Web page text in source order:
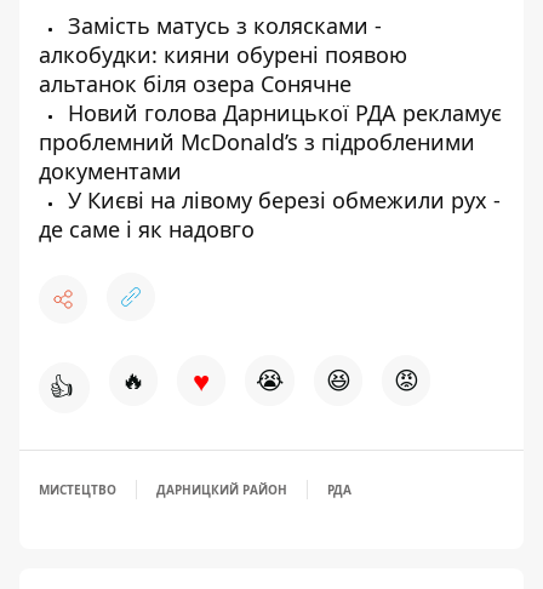
Замість матусь з колясками -
алкобудки: кияни обурені появою
альтанок біля озера Сонячне
Новий голова Дарницької РДА рекламує
проблемний McDonald’s з підробленими
документами
У Києві на лівому березі обмежили рух -
де саме і як надовго
👍 🔥 ♥ 😭 😆 😡
МИСТЕЦТВО ДАРНИЦКИЙ РАЙОН РДА